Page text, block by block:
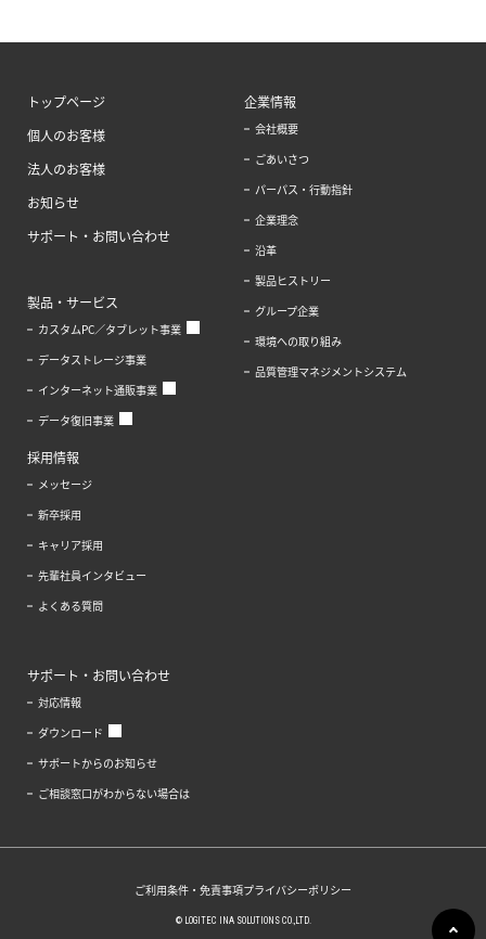
トップページ
個人のお客様
法人のお客様
お知らせ
サポート・お問い合わせ
製品・サービス
カスタムPC／タブレット事業
データストレージ事業
インターネット通販事業
データ復旧事業
企業情報
会社概要
ごあいさつ
パーパス・行動指針
企業理念
沿革
製品ヒストリー
グループ企業
環境への取り組み
品質管理マネジメントシステム
採用情報
メッセージ
新卒採用
キャリア採用
先輩社員インタビュー
よくある質問
サポート・お問い合わせ
対応情報
ダウンロード
サポートからのお知らせ
ご相談窓口がわからない場合は
ご利用条件・免責事項プライバシーポリシー
© LOGITEC INA SOLUTIONS CO.,LTD.